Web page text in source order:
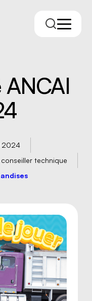
ANCAI
2024
technique